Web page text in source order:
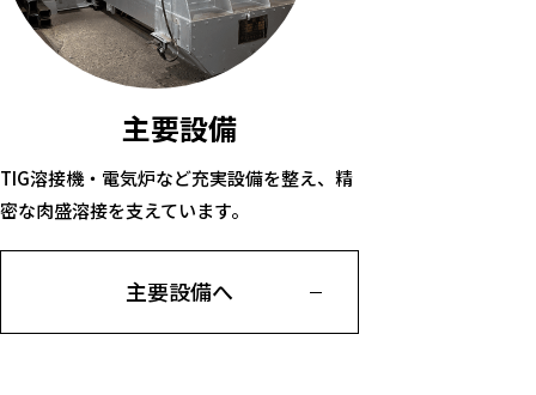
主要設備
TIG溶接機・電気炉など充実設備を整え、精
密な肉盛溶接を支えています。
主要設備へ